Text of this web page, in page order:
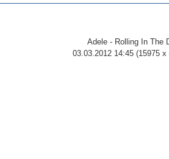
Adele - Rolling In The
03.03.2012 14:45 (15975 x